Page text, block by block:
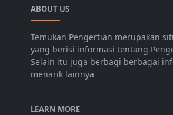
ABOUT US
Temukan Pengertian merupakan
yang berisi informasi tentang
Selain itu juga berbagi berbagai
menarik lainnya
LEARN MORE